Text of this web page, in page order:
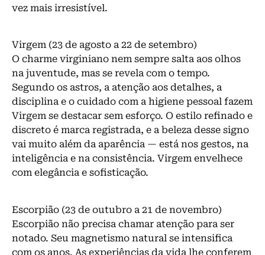
vez mais irresistível.
Virgem (23 de agosto a 22 de setembro)
O charme virginiano nem sempre salta aos olhos
na juventude, mas se revela com o tempo.
Segundo os astros, a atenção aos detalhes, a
disciplina e o cuidado com a higiene pessoal fazem
Virgem se destacar sem esforço. O estilo refinado e
discreto é marca registrada, e a beleza desse signo
vai muito além da aparência — está nos gestos, na
inteligência e na consistência. Virgem envelhece
com elegância e sofisticação.
Escorpião (23 de outubro a 21 de novembro)
Escorpião não precisa chamar atenção para ser
notado. Seu magnetismo natural se intensifica
com os anos. As experiências da vida lhe conferem